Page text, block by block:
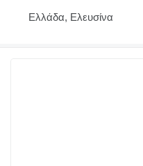
Ελλάδα, Ελευσίνα